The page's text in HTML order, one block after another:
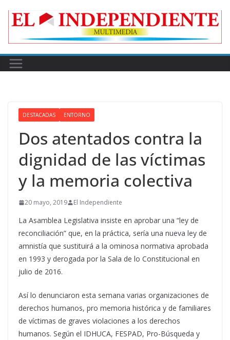
DESTACADAS ENTORNO
Dos atentados contra la
dignidad de las víctimas
y la memoria colectiva
20 mayo, 2019 El Independiente
La Asamblea Legislativa insiste en aprobar una “ley de
reconciliación” que, en la práctica, sería una nueva ley de
amnistía que sustituirá a la ominosa normativa aprobada
en 1993 y derogada por la Sala de lo Constitucional en
julio de 2016.
Así lo denunciaron esta semana varias organizaciones de
derechos humanos, pro memoria histórica y de familiares
de víctimas de graves violaciones a los derechos
humanos. Según el IDHUCA, FESPAD, Pro-Búsqueda y